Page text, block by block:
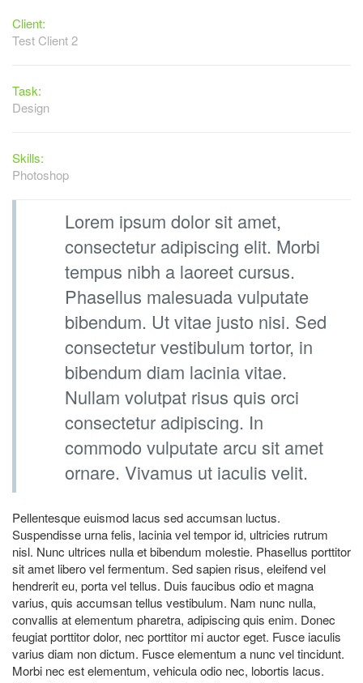
Client:
Test Client 2
Task:
Design
Skills:
Photoshop
Lorem ipsum dolor sit amet,
consectetur adipiscing elit. Morbi
tempus nibh a laoreet cursus.
Phasellus malesuada vulputate
bibendum. Ut vitae justo nisi. Sed
consectetur vestibulum tortor, in
bibendum diam lacinia vitae.
Nullam volutpat risus quis orci
consectetur adipiscing. In
commodo vulputate arcu sit amet
ornare. Vivamus ut iaculis velit.
Pellentesque euismod lacus sed accumsan luctus.
Suspendisse urna felis, lacinia vel tempor id, ultricies rutrum
nisl. Nunc ultrices nulla et bibendum molestie. Phasellus porttitor
sit amet libero vel fermentum. Sed sapien risus, eleifend vel
hendrerit eu, porta vel tellus. Duis faucibus odio et magna
varius, quis accumsan tellus vestibulum. Nam nunc nulla,
convallis at elementum pharetra, adipiscing quis enim. Donec
feugiat porttitor dolor, nec porttitor mi auctor eget. Fusce iaculis
varius diam non dictum. Fusce elementum a nunc vel tincidunt.
Morbi nec est elementum, vehicula odio nec, lobortis lacus.